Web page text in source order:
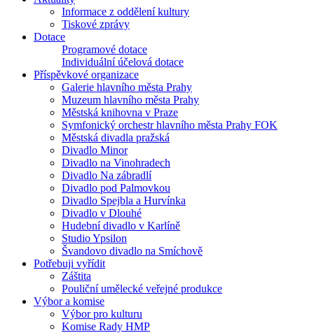
Informace z oddělení kultury
Tiskové zprávy
Dotace
Programové dotace
Individuální účelová dotace
Příspěvkové organizace
Galerie hlavního města Prahy
Muzeum hlavního města Prahy
Městská knihovna v Praze
Symfonický orchestr hlavního města Prahy FOK
Městská divadla pražská
Divadlo Minor
Divadlo na Vinohradech
Divadlo Na zábradlí
Divadlo pod Palmovkou
Divadlo Spejbla a Hurvínka
Divadlo v Dlouhé
Hudební divadlo v Karlíně
Studio Ypsilon
Švandovo divadlo na Smíchově
Potřebuji vyřídit
Záštita
Pouliční umělecké veřejné produkce
Výbor a komise
Výbor pro kulturu
Komise Rady HMP